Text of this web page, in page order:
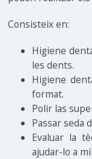
Consisteix en:
Higiene
les dents.
Higiene
format.
Polir las
Passar seda
Evaluar la
ajudar-lo a